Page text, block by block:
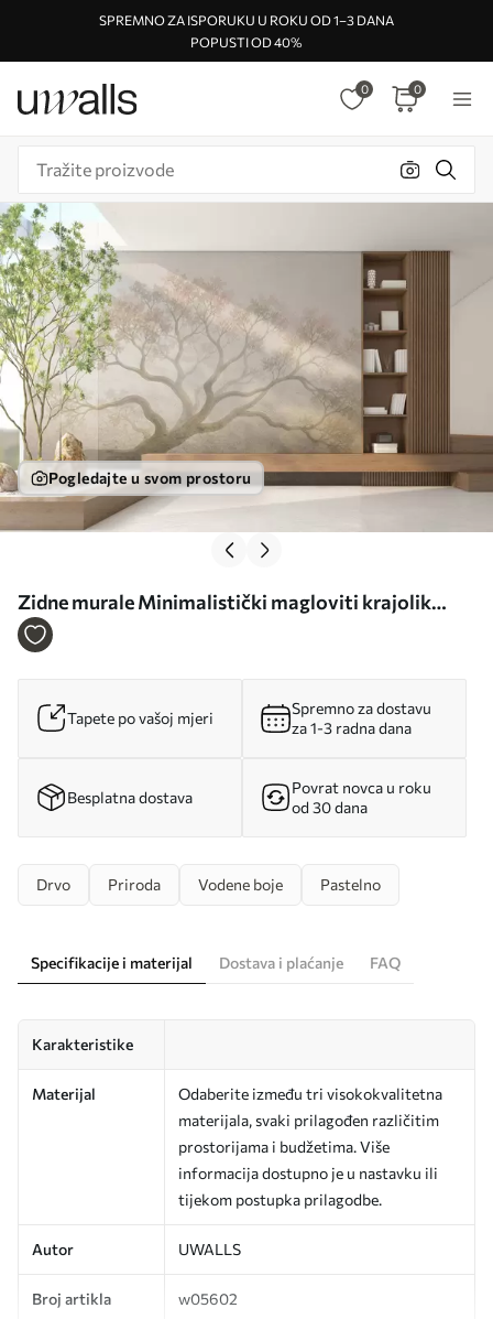
SPREMNO ZA ISPORUKU U ROKU OD 1–3 DANA
POPUSTI OD 40%
0 0
Pogledajte u svom prostoru
Zidne murale Minimalistički magloviti krajolik
drveća u mekim bež tonovima, sanjiva atmosferska
Tapete po vašoj mjeri
Spremno za dostavu
za 1-3 radna dana
Besplatna dostava
Povrat novca u roku
od 30 dana
Drvo Priroda Vodene boje Pastelno
Specifikacije i materijal Dostava i plaćanje FAQ
Karakteristike
Materijal
Odaberite između tri visokokvalitetna
materijala, svaki prilagođen različitim
prostorijama i budžetima. Više
informacija dostupno je u nastavku ili
tijekom postupka prilagodbe.
Autor UWALLS
Broj artikla w05602